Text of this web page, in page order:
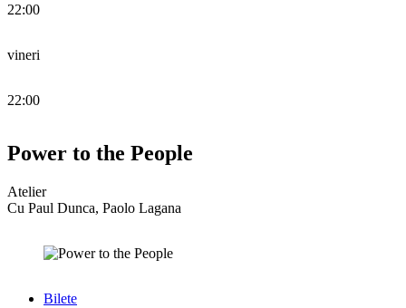
22:00
vineri
22:00
Power to the People
Atelier
Cu Paul Dunca, Paolo Lagana
Bilete